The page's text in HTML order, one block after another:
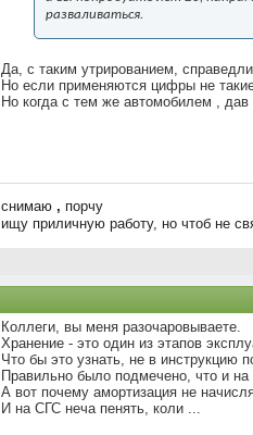
разваливаться.
Да, с таким утрированием,
Но если применяются цифры не
Но когда с тем же автомобилем ,
снимаю , порчу
ищу приличную работу, но чтоб не
Коллеги, вы меня разочаровываете.
Хранение - это один из этапов
Что бы это узнать, не в инструкцию
Правильно было подмечено, что и на
А вот почему амортизация не
И на СГС неча пенять, коли ...